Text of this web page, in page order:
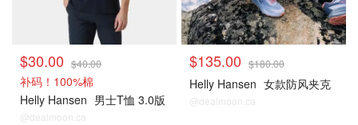
$30.00 $40.00
补码！100%棉
Helly Hansen 男士T恤 3.0版
@dealmoon.ca
$135.00 $180.00
Helly Hansen 女款防风夹克
@dealmoon.ca